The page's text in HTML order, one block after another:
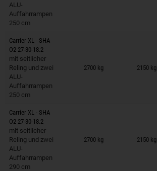
ALU-
Auffahrrampen
250 cm
Carrier XL - SHA
O2 27-30-18.2
mit seitlicher
Reling und zwei
ALU-
Auffahrrampen
250 cm
2700 kg 2150 kg
Anhänger auf Merkzettel
Carrier XL - SHA
O2 27-30-18.2
mit seitlicher
Reling und zwei
ALU-
Auffahrrampen
290 cm
2700 kg 2150 kg
Anhänger auf Merkzettel